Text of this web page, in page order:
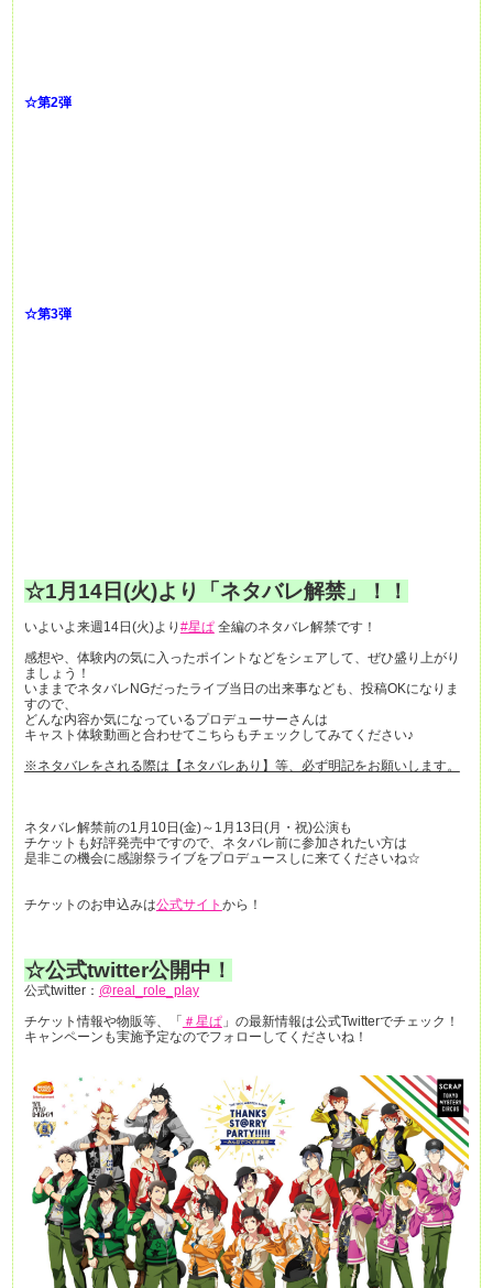
☆第2弾
☆第3弾
☆1月14日(火)より「ネタバレ解禁」！！
いよいよ来週14日(火)より #星ぱ全編のネタバレ解禁です！
感想や、体験内の気に入ったポイントなどをシェアして、ぜひ盛り上がり
ましょう！
いままでネタバレNGだったライブ当日の出来事なども、投稿OKになりま
すので、
どんな内容か気になっているプロデューサーさんは
キャスト体験動画と合わせてこちらもチェックしてみてください♪
※ネタバレをされる際は【ネタバレあり】等、必ず明記をお願いします。
ネタバレ解禁前の1月10日(金)～1月13日(月・祝)公演も
チケットも好評発売中ですので、ネタバレ前に参加されたい方は
是非この機会に感謝祭ライブをプロデュースしに来てくださいね☆
チケットのお申込みは公式サイト から！
☆公式twitter公開中！
公式twitter： @real_role_play
チケット情報や物販等、「 ＃星ぱ」の最新情報は公式Twitterでチェック！
キャンペーンも実施予定なのでフォローしてくださいね！